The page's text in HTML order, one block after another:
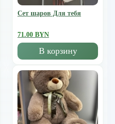
Сет шаров Для тебя
71.00 BYN
В корзину